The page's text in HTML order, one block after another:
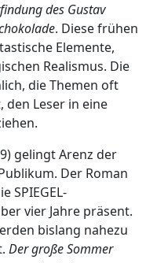
des Gustav
. Diese frühen
Elemente,
Realismus. Die
die Themen oft
den Leser in eine
gelingt Arenz der
Der Roman
SPIEGEL-
vier Jahre präsent.
bislang nahezu
Der große Sommer